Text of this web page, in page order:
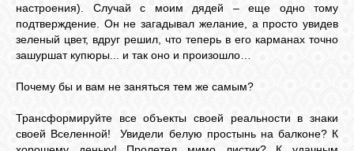
настроения). Случай с моим дядей – еще одно тому
подтверждение. Он не загадывал желание, а просто увидев
зеленый цвет, вдруг решил, что теперь в его карманах точно
зашуршат купюры... и так оно и произошло…
Почему бы и вам не заняться тем же самым?
Трансформируйте все объекты своей реальности в знаки
своей Вселенной! Увидели белую простынь на балконе? К